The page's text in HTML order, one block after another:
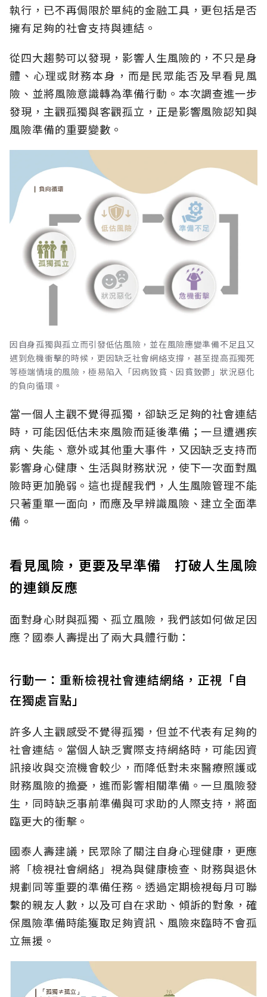
執行，已不再侷限於單純的金融工具，更包括是否
擁有足夠的社會支持與連結。
從四大趨勢可以發現，影響人生風險的，不只是身
體、心理或財務本身，而是民眾能否及早看見風
險、並將風險意識轉為準備行動。本次調查進一步
發現，主觀孤獨與客觀孤立，正是影響風險認知與
風險準備的重要變數。
因自身孤獨與孤立而引發低估風險，並在風險應變準備不足且又
遇到危機衝擊的時候，更因缺乏社會網絡支撐，甚至提高孤獨死
等極端情境的風險，極易陷入「因病致貧、因貧致鬱」狀況惡化
的負向循環。
當一個人主觀不覺得孤獨，卻缺乏足夠的社會連結
時，可能因低估未來風險而延後準備；一旦遭遇疾
病、失能、意外或其他重大事件，又因缺乏支持而
影響身心健康、生活與財務狀況，使下一次面對風
險時更加脆弱。這也提醒我們，人生風險管理不能
只著重單一面向，而應及早辨識風險、建立全面準
備。
看見風險，更要及早準備 打破人生風險
的連鎖反應
面對身心財與孤獨、孤立風險，我們該如何做足因
應？國泰人壽提出了兩大具體行動：
行動一：重新檢視社會連結網絡，正視「自
在獨處盲點」
許多人主觀感受不覺得孤獨，但並不代表有足夠的
社會連結。當個人缺乏實際支持網絡時，可能因資
訊接收與交流機會較少，而降低對未來醫療照護或
財務風險的擔憂，進而影響相關準備。一旦風險發
生，同時缺乏事前準備與可求助的人際支持，將面
臨更大的衝擊。
國泰人壽建議，民眾除了關注自身心理健康，更應
將「檢視社會網絡」視為與健康檢查、財務與退休
規劃同等重要的準備任務。透過定期檢視每月可聯
繫的親友人數，以及可自在求助、傾訴的對象，確
保風險準備時能獲取足夠資訊、風險來臨時不會孤
立無援。